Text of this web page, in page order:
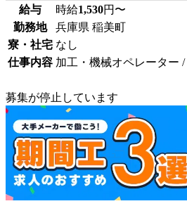
給与 時給1,530円〜
勤務地
兵庫県 稲美町
寮・社宅 なし
仕事内容 加工・機械オペレーター
募集が停止しています